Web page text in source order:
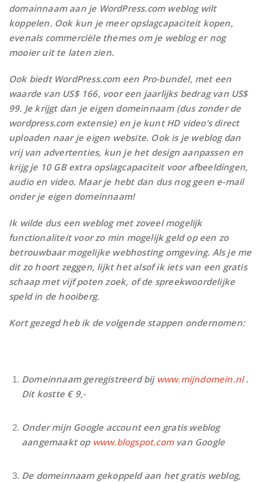
domainnaam aan je WordPress.com weblog wilt
koppelen. Ook kun je meer opslagcapaciteit kopen,
evenals commerciële themes om je weblog er nog
mooier uit te laten zien.
Ook biedt WordPress.com een Pro-bundel, met een
waarde van US$ 166, voor een jaarlijks bedrag van US$
99. Je krijgt dan je eigen domeinnaam (dus zonder de
wordpress.com extensie) en je kunt HD video’s direct
uploaden naar je eigen website. Ook is je weblog dan
vrij van advertenties, kun je het design aanpassen en
krijg je 10 GB extra opslagcapaciteit voor afbeeldingen,
audio en video. Maar je hebt dan dus nog geen e-mail
onder je eigen domeinnaam!
Ik wilde dus een weblog met zoveel mogelijk
functionaliteit voor zo min mogelijk geld op een zo
betrouwbaar mogelijke webhosting omgeving. Als je me
dit zo hoort zeggen, lijkt het alsof ik iets van een gratis
schaap met vijf poten zoek, of de spreekwoordelijke
speld in de hooiberg.
Kort gezegd heb ik de volgende stappen ondernomen:
Domeinnaam geregistreerd bij www.mijndomein.nl.
Dit kostte € 9,-
Onder mijn Google account een gratis weblog
aangemaakt op www.blogspot.comvan Google
De domeinnaam gekoppeld aan het gratis weblog,